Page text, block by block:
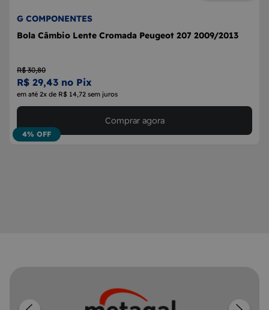
G COMPONENTES
Bola Câmbio Lente Cromada Peugeot 207 2009/2013
R$ 30,80
R$ 29,43 no Pix
em até 2x de R$ 14,72 sem juros
4% OFF
Comprar agora